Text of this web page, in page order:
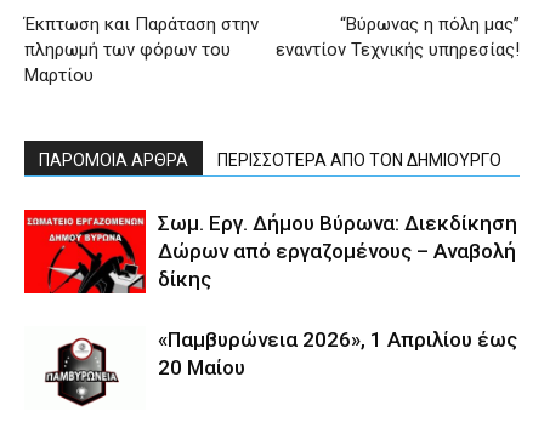
Έκπτωση και Παράταση στην
πληρωμή των φόρων του
Μαρτίου
“Βύρωνας η πόλη μας”
εναντίον Τεχνικής υπηρεσίας!
ΠΑΡΟΜΟΙΑ ΑΡΘΡΑ ΠΕΡΙΣΣΟΤΕΡΑ ΑΠΟ ΤΟΝ ΔΗΜΙΟΥΡΓΟ
Σωμ. Εργ. Δήμου Βύρωνα: Διεκδίκηση
Δώρων από εργαζομένους – Αναβολή
δίκης
«Παμβυρώνεια 2026», 1 Απριλίου έως
20 Μαίου